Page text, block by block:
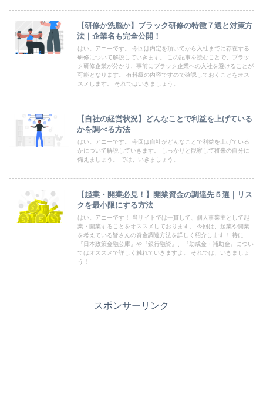
【研修か洗脳か】ブラック研修の特徴７選と対策方
法｜企業名も完全公開！
はい。アニーです。 今回は内定を頂いてから入社までに存在する
研修について解説していきます。 この記事を読むことで、ブラッ
ク研修企業が分かり、事前にブラック企業への入社を避けることが
可能となります。 有料級の内容ですので確認しておくことをオス
スメします。 それではいきましょう。
【自社の経営状況】どんなことで利益を上げている
かを調べる方法
はい。アニーです。 今回は自社がどんなことで利益を上げている
かについて解説していきます。 しっかりと観察して将来の自分に
備えましょう。 では、いきましょう。
【起業・開業必見！】開業資金の調達先５選｜リス
クを最小限にする方法
はい。アニーです！ 当サイトでは一貫して、個人事業主として起
業・開業することをオススメしております。 今回は、起業や開業
を考えている皆さんの資金調達方法を詳しく紹介します！ 特に
『日本政策金融公庫』や『銀行融資』、『助成金・補助金』につい
てはオススメで詳しく触れていきますよ。 それでは、いきましょ
う！
スポンサーリンク